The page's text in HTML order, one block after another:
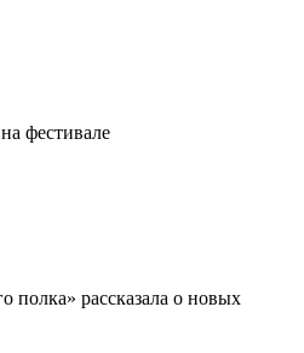
фестивале
полка» рассказала о новых